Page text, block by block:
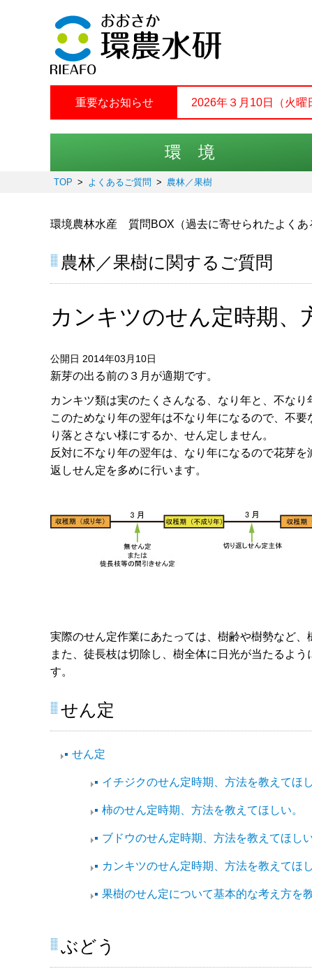
重要なお知らせ 2026年３月10日（火曜
環 境
TOP よくあるご質問 農林／果樹
環境農林水産 質問BOX（過去に寄せられたよくあ
農林／果樹に関するご質問
カンキツのせん定時期、
公開日 2014年03月10日
新芽の出る前の３月が適期です。
カンキツ類は実のたくさんなる、なり年と、不なり
このためなり年の翌年は不なり年になるので、不
り落とさない様にするか、せん定しません。
反対に不なり年の翌年は、なり年になるので花芽
返しせん定を多めに行います。
実際のせん定作業にあたっては、樹齢や樹勢など
また、徒長枝は切除し、樹全体に日光が当たるよ
す。
せん定
せん定
イチジクのせん定時期、方法を教えてほし
柿のせん定時期、方法を教えてほしい。
ブドウのせん定時期、方法を教えてほしい
カンキツのせん定時期、方法を教えてほし
果樹のせん定について基本的な考え方を
ぶどう